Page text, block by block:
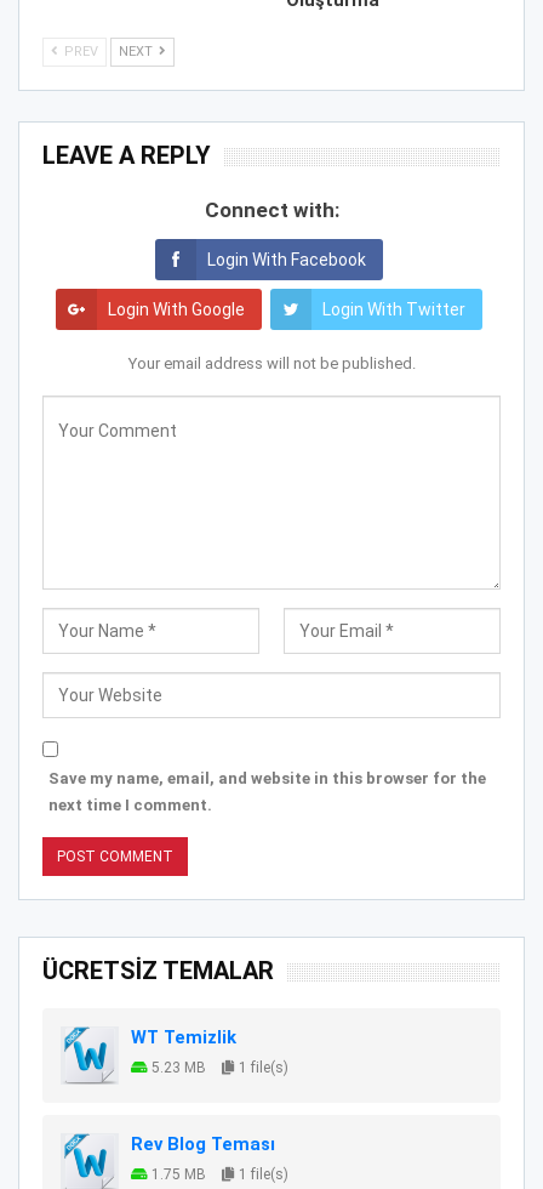
PREV NEXT
LEAVE A REPLY
Connect with:
Login With Facebook
Login With Google Login With Twitter
Your email address will not be published.
Save my name, email, and website in this browser for the
next time I comment.
ÜCRETSİZ TEMALAR
WT Temizlik
5.23 MB 1 file(s)
Rev Blog Teması
1.75 MB 1 file(s)